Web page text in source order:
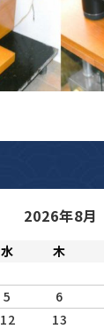
2026年8月
水 木
5 6
12 13